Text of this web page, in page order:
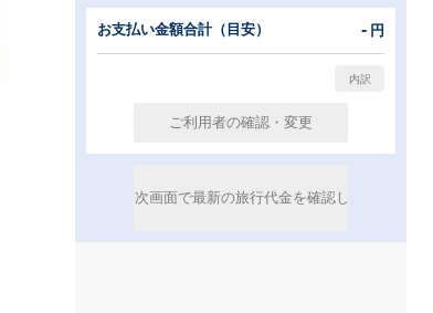
お支払い金額合計（目安） - 円